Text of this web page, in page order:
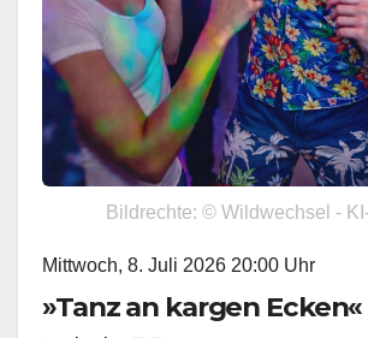
Bildrechte: © Wildwechsel -
Mittwoch, 8. Juli 2026 20:00 Uhr
»Tanz an kargen Ecken«